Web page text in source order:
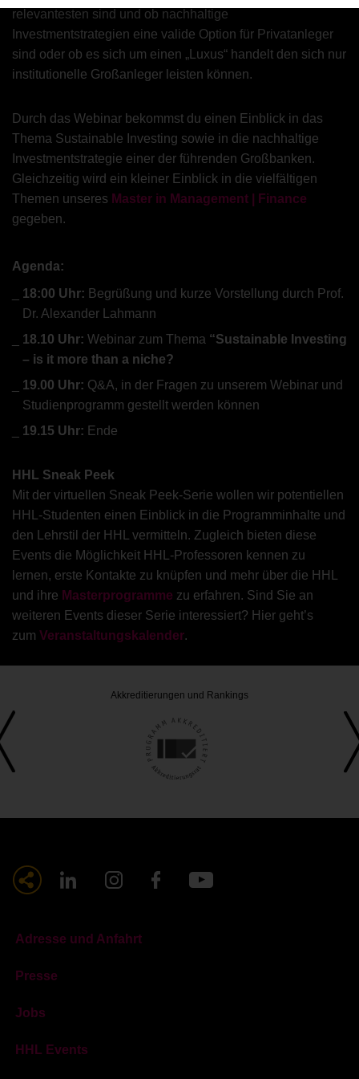
relevantesten sind und ob nachhaltige
Investmentstrategien eine valide Option für Privatanleger
sind oder ob es sich um einen „Luxus“ handelt den sich nur
institutionelle Großanleger leisten können.
Durch das Webinar bekommst du einen Einblick in das
Thema Sustainable Investing sowie in die nachhaltige
Investmentstrategie einer der führenden Großbanken.
Gleichzeitig wird ein kleiner Einblick in die vielfältigen
Themen unseres Master in Management | Finance
gegeben.
Agenda:
18:00 Uhr: Begrüßung und kurze Vorstellung durch Prof.
Dr. Alexander Lahmann
18.10 Uhr: Webinar zum Thema “Sustainable Investing
– is it more than a niche?
19.00 Uhr: Q&A, in der Fragen zu unserem Webinar und
Studienprogramm gestellt werden können
19.15 Uhr: Ende
HHL Sneak Peek
Mit der virtuellen Sneak Peek-Serie wollen wir potentiellen
HHL-Studenten einen Einblick in die Programminhalte und
den Lehrstil der HHL vermitteln. Zugleich bieten diese
Events die Möglichkeit HHL-Professoren kennen zu
lernen, erste Kontakte zu knüpfen und mehr über die HHL
und ihre Masterprogramme zu erfahren. Sind Sie an
weiteren Events dieser Serie interessiert? Hier geht’s
zum Veranstaltungskalender.
Akkreditierungen und Rankings
Adresse und Anfahrt
Presse
Jobs
HHL Events